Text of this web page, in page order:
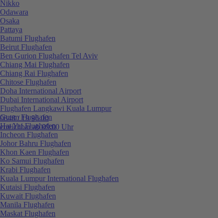
0848 / 19 96 00
erreichbar ab 09:00 Uhr
Nikko
Odawara
Osaka
Pattaya
Batumi Flughafen
Beirut Flughafen
Ben Gurion Flughafen Tel Aviv
Chiang Mai Flughafen
Chiang Rai Flughafen
Chitose Flughafen
Doha International Airport
Dubai International Airport
Flughafen Langkawi Kuala Lumpur
Guam Flughafen
Hat Yai Flughafen
Incheon Flughafen
Johor Bahru Flughafen
Khon Kaen Flughafen
Ko Samui Flughafen
Krabi Flughafen
Kuala Lumpur International Flughafen
Kutaisi Flughafen
Kuwait Flughafen
Manila Flughafen
Maskat Flughafen